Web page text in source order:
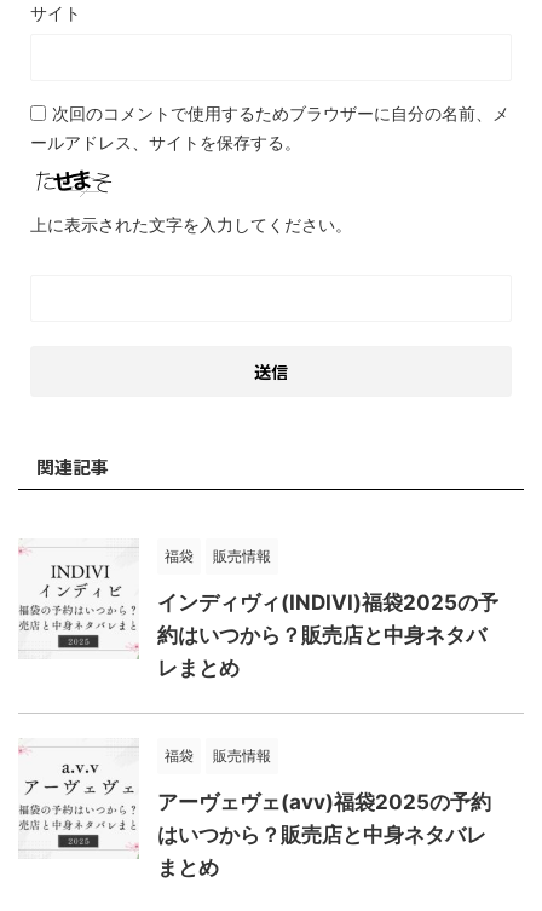
サイト
次回のコメントで使用するためブラウザーに自分の名前、メ
ールアドレス、サイトを保存する。
上に表示された文字を入力してください。
関連記事
福袋 販売情報
インディヴィ(INDIVI)福袋2025の予
約はいつから？販売店と中身ネタバ
レまとめ
福袋 販売情報
アーヴェヴェ(avv)福袋2025の予約
はいつから？販売店と中身ネタバレ
まとめ